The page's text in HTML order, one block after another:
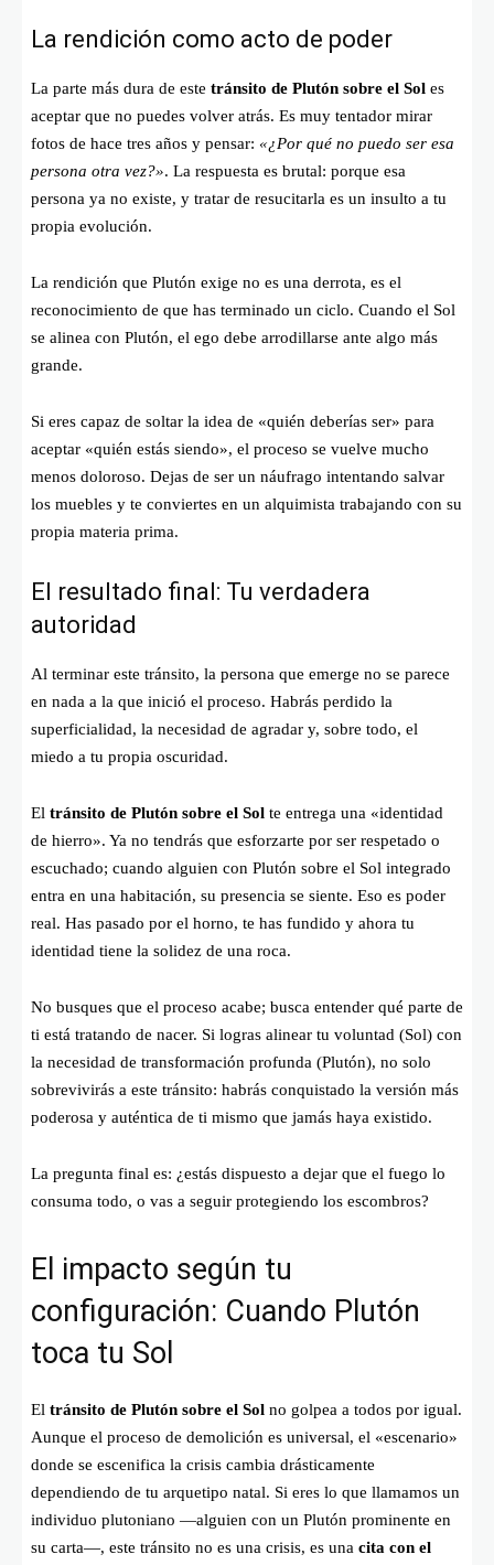
La rendición como acto de poder
La parte más dura de este tránsito de Plutón sobre el Sol es
aceptar que no puedes volver atrás. Es muy tentador mirar
fotos de hace tres años y pensar: «¿Por qué no puedo ser esa
persona otra vez?». La respuesta es brutal: porque esa
persona ya no existe, y tratar de resucitarla es un insulto a tu
propia evolución.
La rendición que Plutón exige no es una derrota, es el
reconocimiento de que has terminado un ciclo. Cuando el Sol
se alinea con Plutón, el ego debe arrodillarse ante algo más
grande.
Si eres capaz de soltar la idea de «quién deberías ser» para
aceptar «quién estás siendo», el proceso se vuelve mucho
menos doloroso. Dejas de ser un náufrago intentando salvar
los muebles y te conviertes en un alquimista trabajando con su
propia materia prima.
El resultado final: Tu verdadera
autoridad
Al terminar este tránsito, la persona que emerge no se parece
en nada a la que inició el proceso. Habrás perdido la
superficialidad, la necesidad de agradar y, sobre todo, el
miedo a tu propia oscuridad.
El tránsito de Plutón sobre el Sol te entrega una «identidad
de hierro». Ya no tendrás que esforzarte por ser respetado o
escuchado; cuando alguien con Plutón sobre el Sol integrado
entra en una habitación, su presencia se siente. Eso es poder
real. Has pasado por el horno, te has fundido y ahora tu
identidad tiene la solidez de una roca.
No busques que el proceso acabe; busca entender qué parte de
ti está tratando de nacer. Si logras alinear tu voluntad (Sol) con
la necesidad de transformación profunda (Plutón), no solo
sobrevivirás a este tránsito: habrás conquistado la versión más
poderosa y auténtica de ti mismo que jamás haya existido.
La pregunta final es: ¿estás dispuesto a dejar que el fuego lo
consuma todo, o vas a seguir protegiendo los escombros?
El impacto según tu
configuración: Cuando Plutón
toca tu Sol
El tránsito de Plutón sobre el Sol no golpea a todos por igual.
Aunque el proceso de demolición es universal, el «escenario»
donde se escenifica la crisis cambia drásticamente
dependiendo de tu arquetipo natal. Si eres lo que llamamos un
individuo plutoniano —alguien con un Plutón prominente en
su carta—, este tránsito no es una crisis, es una cita con el